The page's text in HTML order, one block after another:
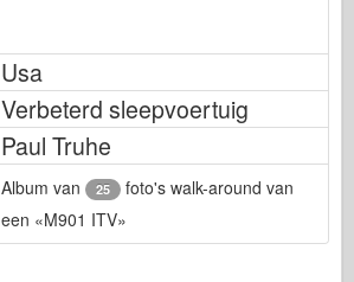
Usa
Verbeterd sleepvoertuig
Paul Truhe
Album van 25
foto's walk-around van
een «M901 ITV»